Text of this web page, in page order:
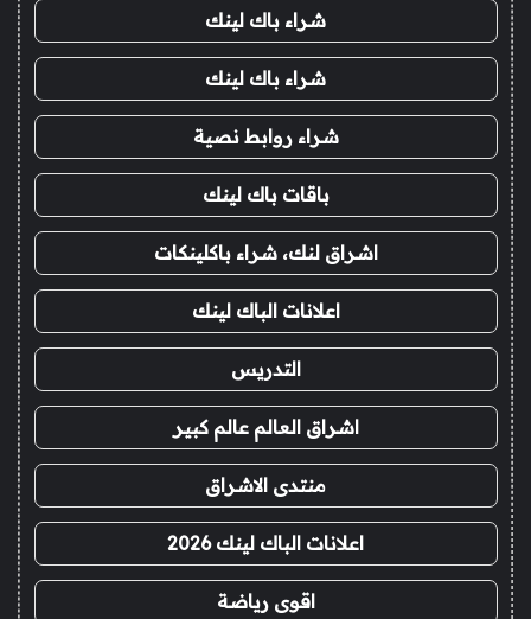
شراء باك لينك
شراء باك لينك
شراء روابط نصية
باقات باك لينك
اشراق لنك، شراء باكلينكات
اعلانات الباك لينك
التدريس
اشراق العالم عالم كبير
منتدى الاشراق
اعلانات الباك لينك 2026
اقوى رياضة